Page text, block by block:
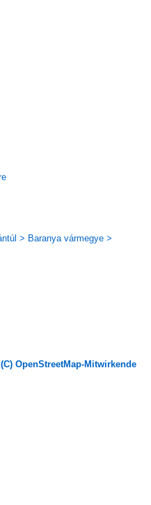
> Baranya vármegye >
(C) OpenStreetMap-Mitwirkende